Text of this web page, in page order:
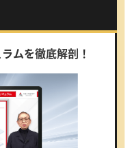
ムを徹底解剖！